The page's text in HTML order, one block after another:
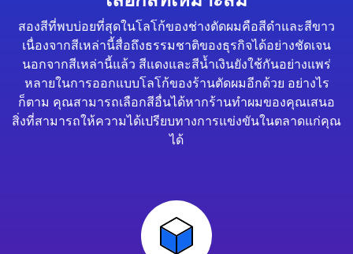
สองสีที่พบบ่อยที่สุดในโลโก้ของช่างตัดผมคือสีดำและสีขาว
เนื่องจากสีเหล่านี้สื่อถึงธรรมชาติของธุรกิจได้อย่างชัดเจน
นอกจากสีเหล่านี้แล้ว สีแดงและสีน้ำเงินยังใช้กันอย่างแพร่
หลายในการออกแบบโลโก้ของร้านตัดผมอีกด้วย อย่างไร
ก็ตาม คุณสามารถเลือกสีอื่นได้หากร้านทำผมของคุณเสนอ
สิ่งที่สามารถให้ความได้เปรียบทางการแข่งขันในตลาดแก่คุณ
ได้